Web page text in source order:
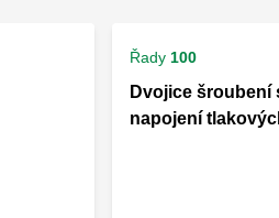
Řady 100
Dvojice šroubení
napojení